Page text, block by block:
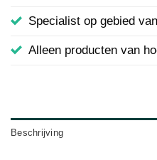
Specialist op gebied
Alleen producten van
Beschrijving